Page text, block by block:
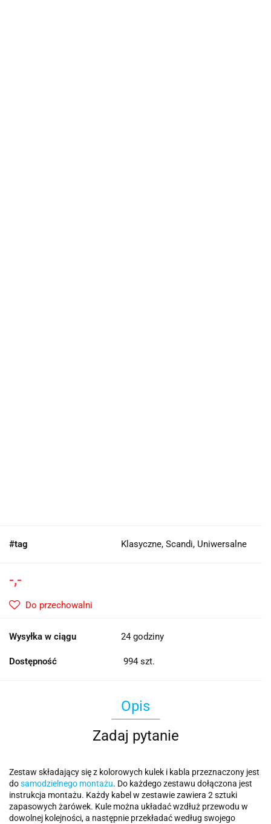
#tag Klasyczne, Scandi, Uniwersalne
-,-
Do przechowalni
Wysyłka w ciągu 24 godziny
Dostępność 994 szt.
Opis
Zadaj pytanie
Zestaw składający się z kolorowych kulek i kabla przeznaczony jest
dosamodzielnego montażu. Do każdego zestawu dołączona jest
instrukcja montażu. Każdy kabel w zestawie zawiera 2 sztuki
zapasowych żarówek. Kule można układać wzdłuż przewodu w
dowolnej kolejności, a następnie przekładać według swojego